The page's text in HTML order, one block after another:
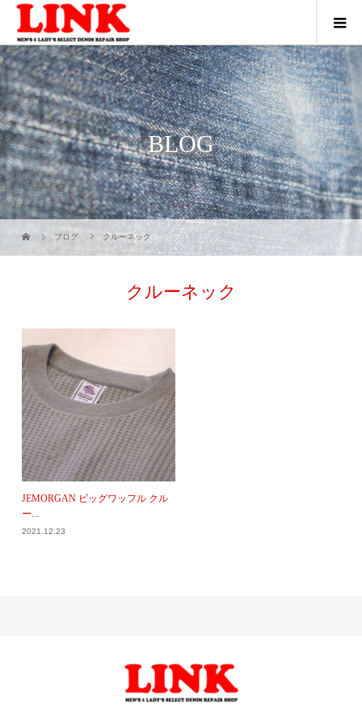
BLOG
ブログ クルーネック
クルーネック
JEMORGAN ビッグワッフル クル
ー...
2021.12.23